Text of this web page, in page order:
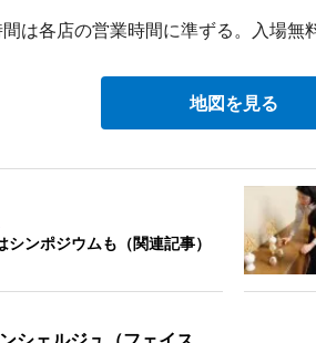
は各店の営業時間に準ずる。入場無料
地図を見る
ンポジウムも（関連記事）